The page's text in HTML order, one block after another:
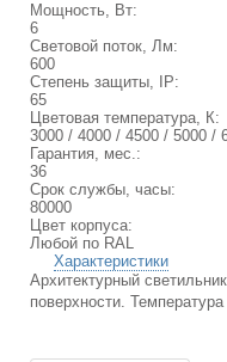
Мощность, Вт:
6
Световой поток, Лм:
600
Степень защиты, IP:
65
Цветовая температура, К:
3000 / 4000 / 4500 / 5000 /
Гарантия, мес.:
36
Срок службы, часы:
80000
Цвет корпуса:
Любой по RAL
Характеристики
Архитектурный
поверхности.